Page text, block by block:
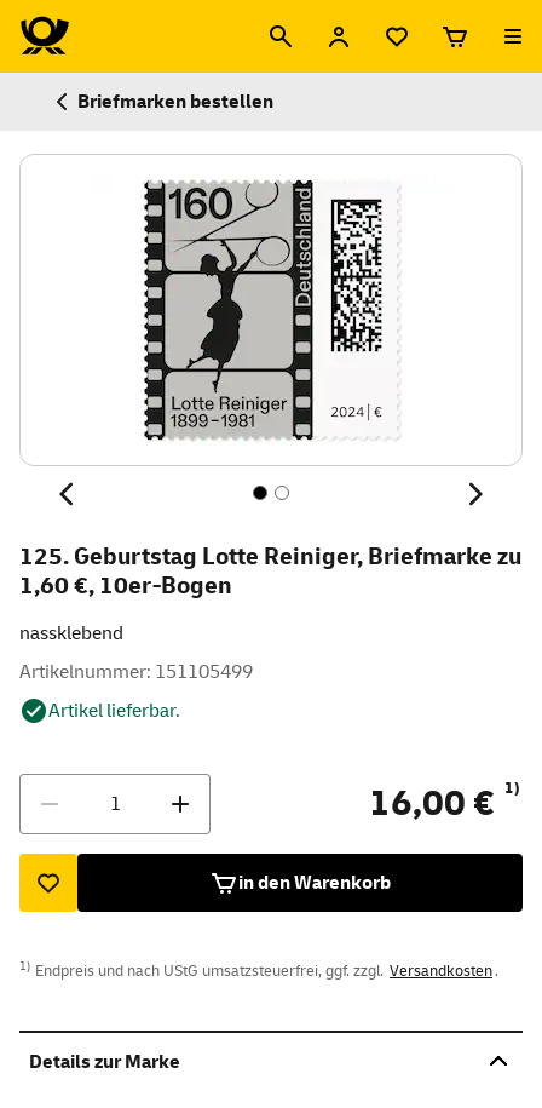
Briefmarken bestellen
125. Geburtstag Lotte Reiniger, Briefmarke zu
1,60 €, 10er-Bogen
nassklebend
Artikelnummer: 151105499
Artikel lieferbar.
16,00 € 1)
in den Warenkorb
1) Endpreis und nach UStG umsatzsteuerfrei, ggf. zzgl. Versandkosten.
Details zur Marke